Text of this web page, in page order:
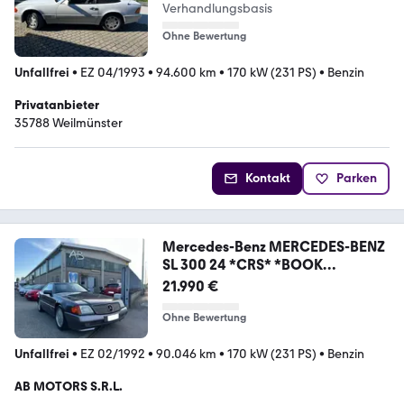
Verhandlungsbasis
Ohne Bewertung
Unfallfrei • EZ 04/1993 • 94.600 km • 170 kW (231 PS) • Benzin
Privatanbieter
35788 Weilmünster
Kontakt Parken
Mercedes-Benz MERCEDES-BENZ
SL 300 24 *CRS* *BOOK
SERVICE*
21.990 €
Ohne Bewertung
Unfallfrei • EZ 02/1992 • 90.046 km • 170 kW (231 PS) • Benzin
AB MOTORS S.R.L.